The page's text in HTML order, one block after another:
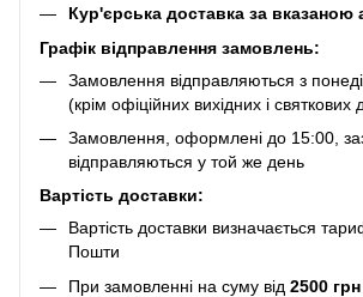
Кур'єрська доставка за
Графік відправлення замовлень:
Замовлення відправляються з
(крім офіційних вихідних і святкових
Замовлення, оформлені до 15:00,
відправляються у той же день
Вартість доставки:
Вартість доставки визначається
Пошти
При замовленні на суму від 2500 грн